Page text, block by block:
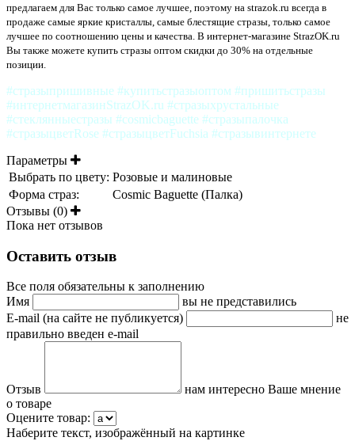
предлагаем для Вас только самое лучшее, поэтому на strazok.ru всегда в
продаже самые яркие кристаллы, самые блестящие стразы, только самое
лучшее по соотношению цены и качества В интернет-магазине StrazOK.ru
Вы также можете купить стразы оптом скидки до 30% на отдельные
позиции.
#стразыпришивные #купитьстразыоптом #пришитьстразы
#интернетмагазинStrazOK.ru #стразыхрустальные
#стеклянныестразы #cosmicbaguette #стразыпалочка
#стразыцветRose #стразыцветFuchsia #стразывинтернете
Параметры
Выбрать по цвету: Розовые и малиновые
Форма страз:
Cosmic Baguette (Палка)
Отзывы (0)
Пока нет отзывов
Оставить отзыв
Все поля обязательны к заполнению
Имя
вы не представились
E-mail (на сайте не публикуется)
не
правильно введен e-mail
Отзыв
нам интересно Ваше мнение
о товаре
Оцените товар:
Наберите текст, изображённый на картинке